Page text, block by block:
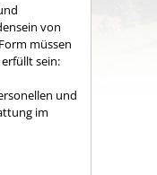
von
müssen
sein:
und
im